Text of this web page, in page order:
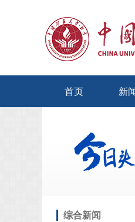
首页 新
综合新闻